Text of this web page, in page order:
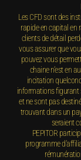
Les CFD sont des
rapide en capital en
clients de détail
vous assurer que
pouvez vous
chaine n’est en
incitation
informations figurant
et ne sont pas
trouvant dans un
seraient
PEPITOR
programme